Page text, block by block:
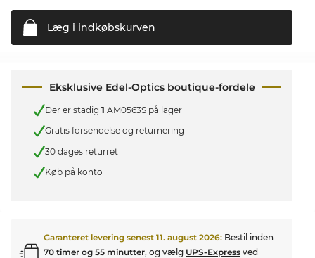
Læg i indkøbskurven
Eksklusive Edel-Optics boutique-fordele
Der er stadig 1 AM0563S på lager
Gratis forsendelse og returnering
30 dages returret
Køb på konto
Garanteret levering senest 11. august 2026: Bestil inden
70 timer og 55 minutter, og vælg UPS-Express ved